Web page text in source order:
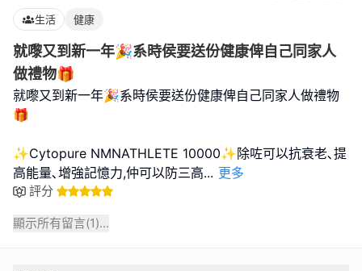
生活 健康
就嚟又到新一年🎉系時侯要送份健康俾自己同家人
做禮物🎁
就嚟又到新一年🎉系時侯要送份健康俾自己同家人做禮物
🎁
✨Cytopure NMNATHLETE 10000✨除咗可以抗衰老､提
高能量､增強記憶力,仲可以防三高... 更多
評分
顯示所有留言(1)...